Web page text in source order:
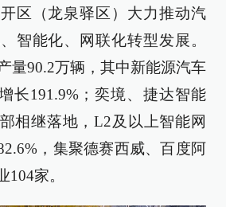
区（龙泉驿区）大力推动汽
智能化、网联化转型发展。
量90.2万辆，其中新能源汽车
长191.9%；奕境、捷达智能
相继落地，L2及以上智能网
，集聚德赛西威、百度阿
家。